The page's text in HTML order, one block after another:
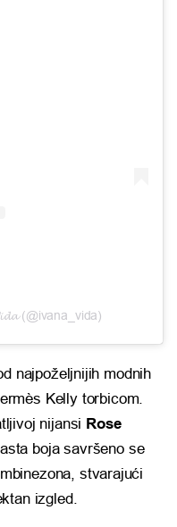
(@ivana_vida)
najpoželjnijih modnih
Kelly torbicom.
nijansi Rose
boja savršeno se
stvarajući
izgled.